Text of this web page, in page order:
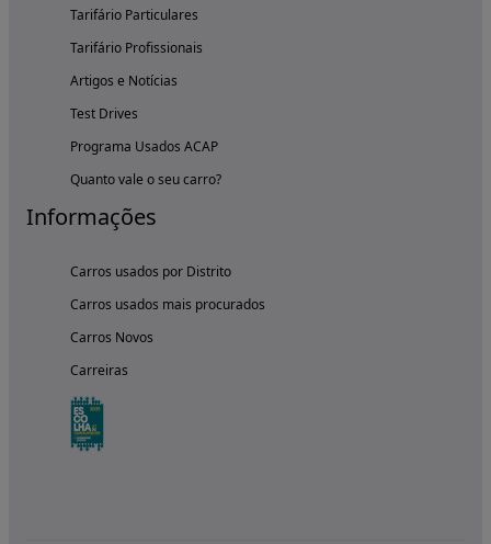
Tarifário Particulares
Tarifário Profissionais
Artigos e Notícias
Test Drives
Programa Usados ACAP
Quanto vale o seu carro?
Informações
Carros usados por Distrito
Carros usados mais procurados
Carros Novos
Carreiras